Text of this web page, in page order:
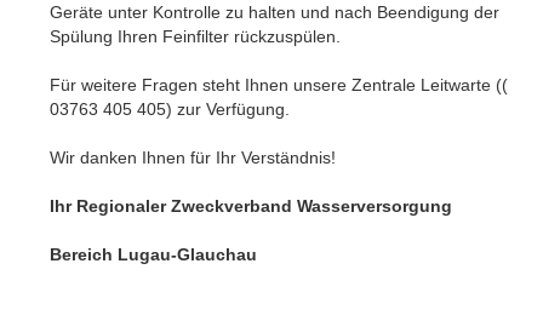
Geräte unter Kontrolle zu halten und nach Beendigung der
Spülung Ihren Feinfilter rückzuspülen.
Für weitere Fragen steht Ihnen unsere Zentrale Leitwarte ((
03763 405 405) zur Verfügung.
Wir danken Ihnen für Ihr Verständnis!
Ihr Regionaler Zweckverband Wasserversorgung
Bereich Lugau-Glauchau